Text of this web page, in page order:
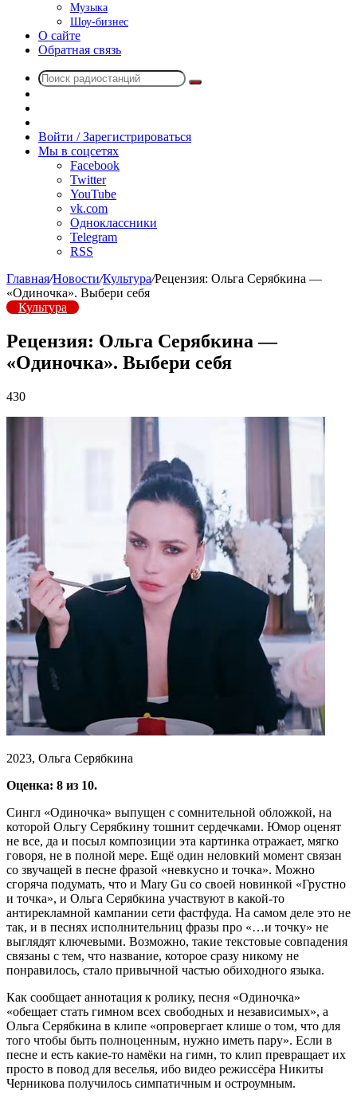
Музыка
Шоу-бизнес
О сайте
Обратная связь
Поиск
радио
Войти / Зарегистрироваться
Мы в соцсетях
Facebook
Twitter
YouTube
vk.com
Одноклассники
Telegram
RSS
Главная/Новости/Культура/Рецензия: Ольга Серябкина —
«Одиночка». Выбери себя
Культура
Рецензия: Ольга Серябкина —
«Одиночка». Выбери себя
430
2023, Ольга Серябкина
Оценка: 8 из 10.
Сингл «Одиночка» выпущен с сомнительной обложкой, на
которой Ольгу Серябкину тошнит сердечками. Юмор оценят
не все, да и посыл композиции эта картинка отражает, мягко
говоря, не в полной мере. Ещё один неловкий момент связан
со звучащей в песне фразой «невкусно и точка». Можно
сгоряча подумать, что и Mary Gu со своей новинкой «Грустно
и точка», и Ольга Серябкина участвуют в какой-то
антирекламной кампании сети фастфуда. На самом деле это не
так, и в песнях исполнительниц фразы про «…и точку» не
выглядят ключевыми. Возможно, такие текстовые совпадения
связаны с тем, что название, которое сразу никому не
понравилось, стало привычной частью обиходного языка.
Как сообщает аннотация к ролику, песня «Одиночка»
«обещает стать гимном всех свободных и независимых», а
Ольга Серябкина в клипе «опровергает клише о том, что для
того чтобы быть полноценным, нужно иметь пару». Если в
песне и есть какие-то намёки на гимн, то клип превращает их
просто в повод для веселья, ибо видео режиссёра Никиты
Черникова получилось симпатичным и остроумным.